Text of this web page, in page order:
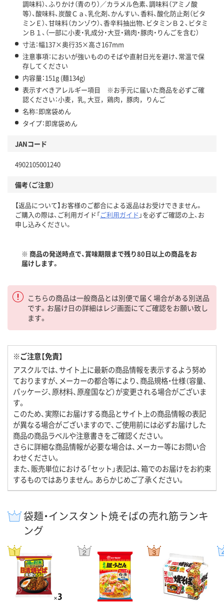
調味料）、ふりかけ（青のり）／カラメル色素、調味料（アミノ酸
等）、酸味料、炭酸Ｃａ、乳化剤、かんすい、香料、酸化防止剤（ビタ
ミンＥ）、甘味料（カンゾウ）、香辛料抽出物、ビタミンＢ２、ビタミ
ンＢ１、（一部に小麦・乳成分・大豆・鶏肉・豚肉・りんごを含む）
寸法：幅137×奥行35×高さ167mm
注意事項：においが強いもののそばや直射日光を避け、常温で保
存してください
内容量：151g (麺134g)
表示すべきアレルギー項目 ※お手元に届いた商品を必ずご確
認ください：小麦，乳, 大豆，鶏肉，豚肉，りんご
名称：即席袋めん
タイプ：即席袋めん
JANコード
4902105001240
備考（ご注意）
【返品について】お客様のご都合による返品はお受けできません。
ご購入の際は、ご利用ガイド「ご利用ガイド 」を必ずご確認の上、お
申し込みください。
※ 商品の発送時点で、賞味期限まで残り80日以上の商品をお
届けします。
こちらの商品は一般商品とは別便で届く場合がある別送品
です。お届け日の詳細はレジ画面にてご確認をお願い致し
ます。
※ご注意【免責】
アスクルでは、サイト上に最新の商品情報を表示するよう努め
ておりますが、メーカーの都合等により、商品規格・仕様（容量、
パッケージ、原材料、原産国など）が変更される場合がございま
す。
このため、実際にお届けする商品とサイト上の商品情報の表記
が異なる場合がございますので、ご使用前には必ずお届けした
商品の商品ラベルや注意書きをご確認ください。
さらに詳細な商品情報が必要な場合は、メーカー等にお問い合
わせください。
また、販売単位における「セット」表記は、箱でのお届けをお約束
するものではありません。あらかじめご了承ください。
袋麺・インスタント焼そばの売れ筋ランキ
ング